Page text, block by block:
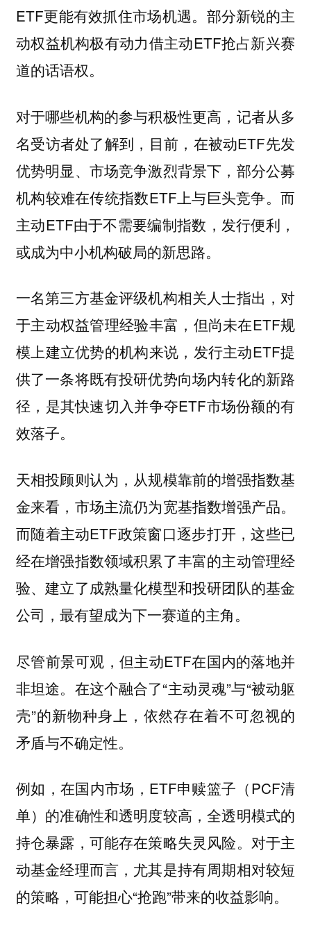
ETF更能有效抓住市场机遇。部分新锐的主
动权益机构极有动力借主动ETF抢占新兴赛
道的话语权。
对于哪些机构的参与积极性更高，记者从多
名受访者处了解到，目前，在被动ETF先发
优势明显、市场竞争激烈背景下，部分公募
机构较难在传统指数ETF上与巨头竞争。而
主动ETF由于不需要编制指数，发行便利，
或成为中小机构破局的新思路。
一名第三方基金评级机构相关人士指出，对
于主动权益管理经验丰富，但尚未在ETF规
模上建立优势的机构来说，发行主动ETF提
供了一条将既有投研优势向场内转化的新路
径，是其快速切入并争夺ETF市场份额的有
效落子。
天相投顾则认为，从规模靠前的增强指数基
金来看，市场主流仍为宽基指数增强产品。
而随着主动ETF政策窗口逐步打开，这些已
经在增强指数领域积累了丰富的主动管理经
验、建立了成熟量化模型和投研团队的基金
公司，最有望成为下一赛道的主角。
尽管前景可观，但主动ETF在国内的落地并
非坦途。在这个融合了“主动灵魂”与“被动躯
壳”的新物种身上，依然存在着不可忽视的
矛盾与不确定性。
例如，在国内市场，ETF申赎篮子（PCF清
单）的准确性和透明度较高，全透明模式的
持仓暴露，可能存在策略失灵风险。对于主
动基金经理而言，尤其是持有周期相对较短
的策略，可能担心“抢跑”带来的收益影响。